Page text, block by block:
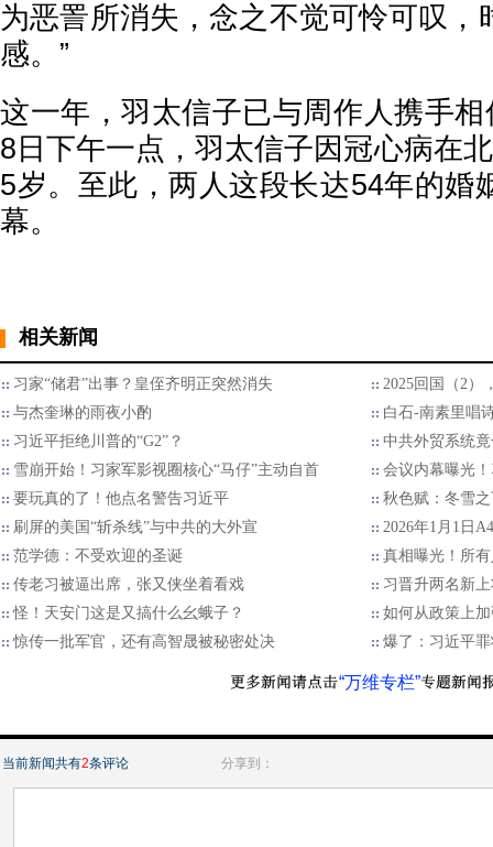
为恶詈所消失，念之不觉可怜可叹，
感。”
这一年，羽太信子已与周作人携手
8日下午一点，羽太信子因冠心病在
5岁。至此，两人这段长达54年的婚
幕。
相关新闻
习家“储君”出事？皇侄齐明正突然消失
2025回国（2）
与杰奎琳的雨夜小酌
白石-南素里唱
习近平拒绝川普的“G2”？
中共外贸系统
雪崩开始！习家军影视圈核心“马仔”主动自首
会议内幕曝光
要玩真的了！他点名警告习近平
秋色赋：冬雪
刷屏的美国“斩杀线”与中共的大外宣
2026年1月1日
范学德：不受欢迎的圣诞
真相曝光！所
传老习被逼出席，张又侠坐着看戏
习晋升两名新
怪！天安门这是又搞什么幺蛾子？
如何从政策上
惊传一批军官，还有高智晟被秘密处决
爆了：习近平
“万维专栏”
当前新闻共有2条评论 分享到：